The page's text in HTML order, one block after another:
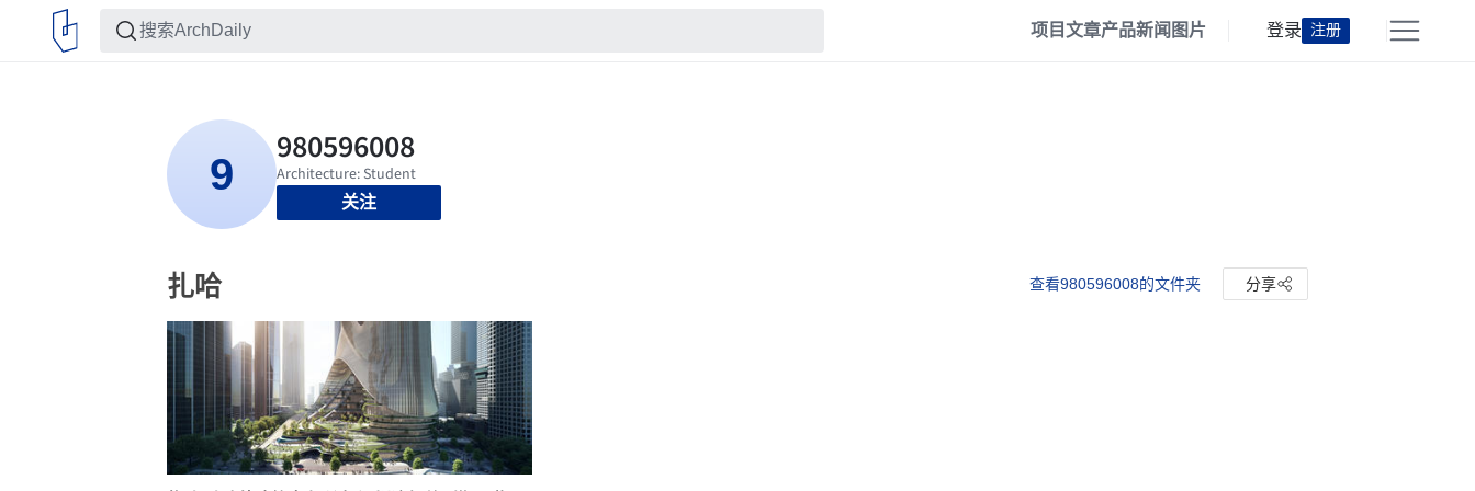
项目文章产品新闻 图片 登录 注册
关注
扎哈 查看980596008的文件夹 分享